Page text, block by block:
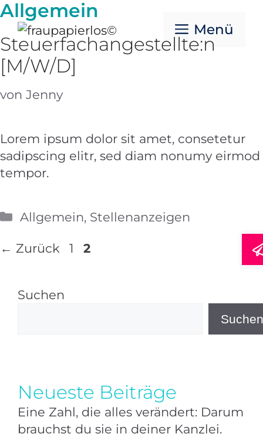
Zum
Inhalt
springen
Menü
Allgemein
Steuerfachangestellte:n
[M/W/D]
von Jenny
Lorem ipsum dolor sit amet, consetetur
sadipscing elitr, sed diam nonumy eirmod
tempor.
Kategorien
Allgemein, Stellenanzeigen
← Zurück Seite
1 Seite
2
Suchen
Suchen
Neueste Beiträge
Eine Zahl, die alles verändert: Darum
brauchst du sie in deiner Kanzlei.